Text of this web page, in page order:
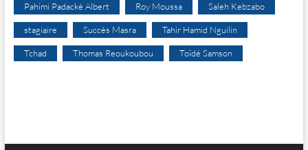
Pahimi Padacké Albert Roy Moussa Saleh Kebzabo
stagiaire Succès Masra Tahir Hamid Nguilin
Tchad Thomas Reoukoubou Toïdé Samson